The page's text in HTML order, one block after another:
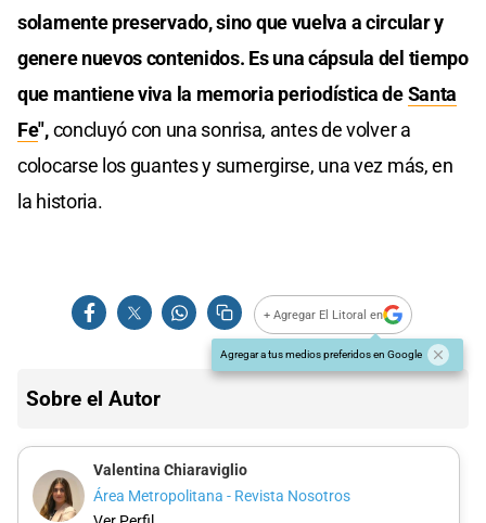
solamente preservado, sino que vuelva a circular y
genere nuevos contenidos. Es una cápsula del tiempo
que mantiene viva la memoria periodística deSanta
Fe",concluyó con una sonrisa, antes de volver a
colocarse los guantes y sumergirse, una vez más, en
la historia.
+ Agregar El Litoral en
Agregar a tus medios preferidos en Google
Sobre el Autor
Valentina Chiaraviglio
Área Metropolitana - Revista Nosotros